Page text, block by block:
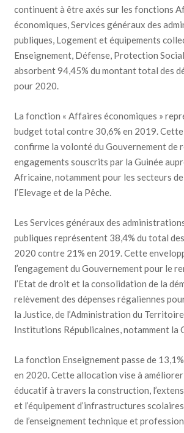
continuent à être axés sur les fonctions
économiques, Services généraux des
publiques, Logement et équipements
Enseignement, Défense, Protection
absorbent 94,45% du montant total des
pour 2020.
La fonction « Affaires économiques »
budget total contre 30,6% en 2019.
confirme la volonté du Gouvernement de
engagements souscrits par la Guinée
Africaine, notamment pour les secteurs
l’Elevage et de la Pêche.
Les Services généraux des
publiques représentent 38,4% du total
2020 contre 21% en 2019. Cette
l’engagement du Gouvernement pour le
l’Etat de droit et la consolidation de la
relèvement des dépenses régaliennes
la Justice, de l’Administration du
Institutions Républicaines, notamment la
La fonction Enseignement passe de
en 2020. Cette allocation vise à
éducatif à travers la construction,
et l’équipement d’infrastructures
de l’enseignement technique et